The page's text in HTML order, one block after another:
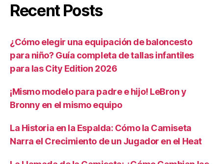
Recent Posts
¿Cómo elegir una equipación de baloncesto
para niño? Guía completa de tallas infantiles
para las City Edition 2026
¡Mismo modelo para padre e hijo! LeBron y
Bronny en el mismo equipo
La Historia en la Espalda: Cómo la Camiseta
Narra el Crecimiento de un Jugador en el Heat